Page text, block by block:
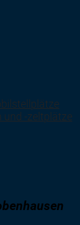
und -zeltplätze